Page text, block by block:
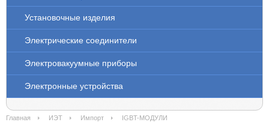
Установочные изделия
Электрические соединители
Электровакуумные приборы
Электронные устройства
Главная ИЭТ Импорт IGBT-МОДУЛИ